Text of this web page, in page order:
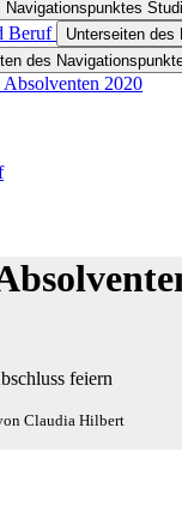
Navigationspunktes
Beruf Unterseiten des
des
2020
feiern
Claudia Hilbert